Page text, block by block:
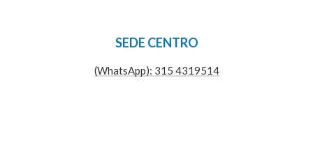
SEDE CENTRO
(WhatsApp): 315 4319514